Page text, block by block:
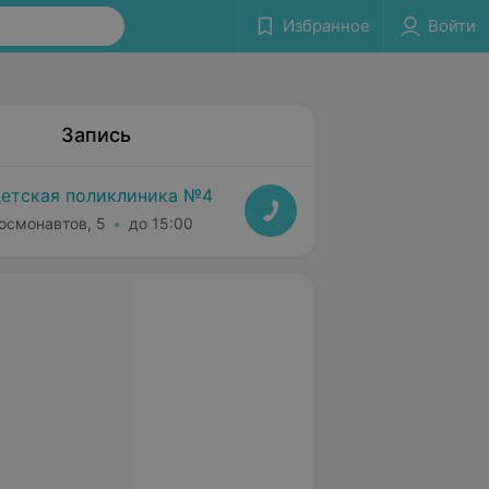
Избранное Войти
Запись
поликлиника №4
5 до 15:00